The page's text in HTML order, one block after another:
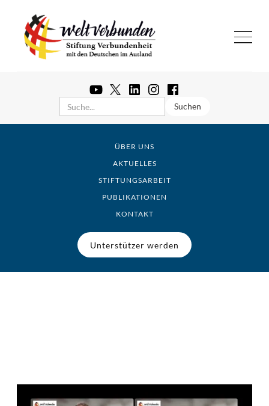
ÜBER UNS
AKTUELLES
STIFTUNGSARBEIT
PUBLIKATIONEN
KONTAKT
Unterstützer werden